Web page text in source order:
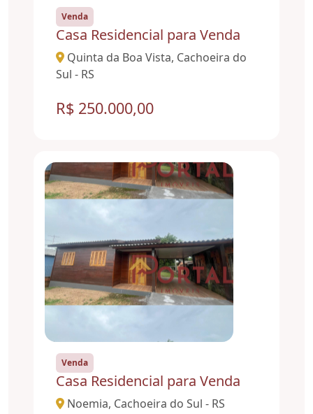
Venda
Casa Residencial para Venda
Quinta da Boa Vista, Cachoeira do
Sul - RS
R$ 250.000,00
Venda
Casa Residencial para Venda
Noemia, Cachoeira do Sul - RS